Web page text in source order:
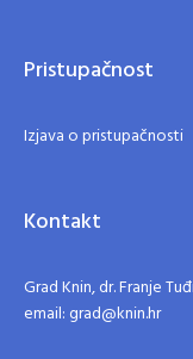
Pristupačnost
Izjava o pristupačnosti
Kontakt
Grad Knin, dr. Franje
email: grad@knin.hr